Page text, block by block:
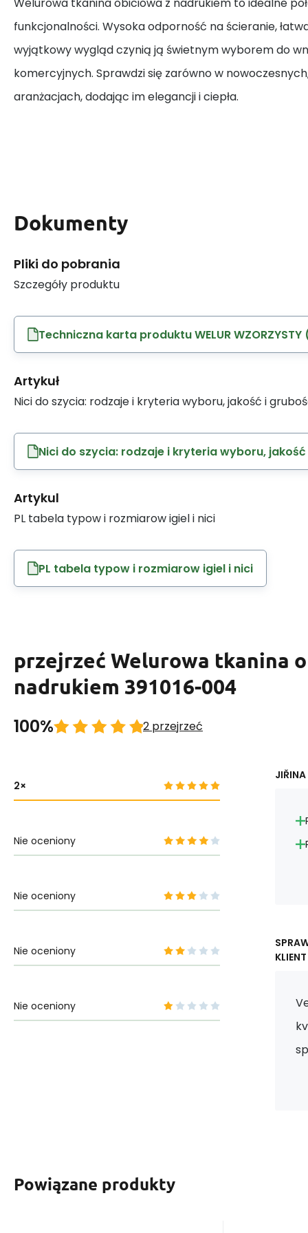
funkcjonalności. Wysoka odporność na ścieranie,
wyjątkowy wygląd czynią ją świetnym wyborem do
komercyjnych. Sprawdzi się zarówno w
aranżacjach, dodając im elegancji i ciepła.
Dokumenty
Pliki do pobrania
Szczegóły produktu
Techniczna karta produktu WELUR WZORZYSTY
Artykuł
Nici do szycia: rodzaje i kryteria wyboru, jakość i
Nici do szycia: rodzaje i kryteria wyboru,
Artykul
PL tabela typow i rozmiarow igiel i nici
PL tabela typow i rozmiarow igiel i nici
przejrzeć Welurowa tkanina
nadrukiem 391016-004
100% 2 przejrzeć
2
Nie oceniony
Nie oceniony
Nie oceniony
Nie oceniony
KLIENT
Powiązane produkty